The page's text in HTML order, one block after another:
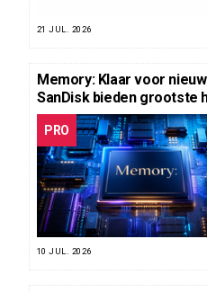
21 JUL. 2026
Memory: Klaar voor
SanDisk bieden grootste
PRO
10 JUL. 2026